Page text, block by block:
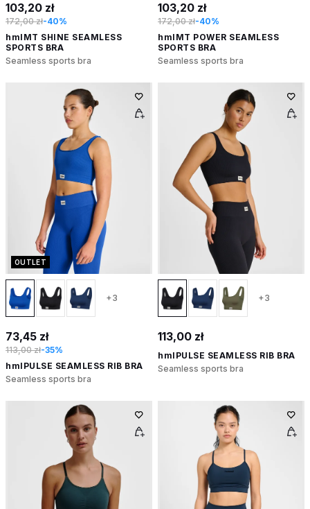
103,20 zł
172,00 zł-40%
hmlMT SHINE SEAMLESS
SPORTS BRA
Seamless sports bra
103,20 zł
172,00 zł-40%
hmlMT POWER SEAMLESS
SPORTS BRA
Seamless sports bra
OUTLET
+3
73,45 zł
113,00 zł-35%
hmlPULSE SEAMLESS RIB BRA
Seamless sports bra
+3
113,00 zł
hmlPULSE SEAMLESS RIB BRA
Seamless sports bra